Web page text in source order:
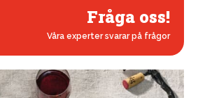
Fråga oss!
Våra experter svarar på frågor